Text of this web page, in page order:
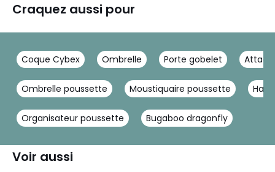
Craquez aussi pour
Coque Cybex Ombrelle Porte gobelet
Ombrelle poussette Moustiquaire poussette
Organisateur poussette Bugaboo dragonfly
Voir aussi